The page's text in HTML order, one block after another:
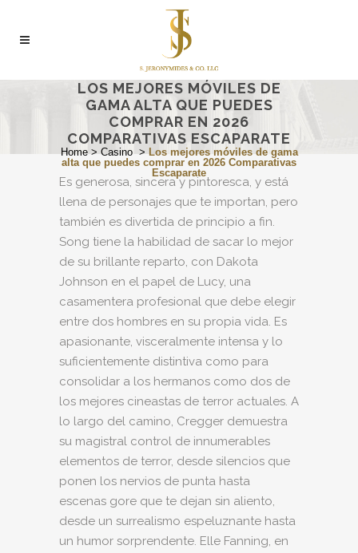
LOS MEJORES MÓVILES DE
GAMA ALTA QUE PUEDES
COMPRAR EN 2026
COMPARATIVAS ESCAPARATE
Home>Casino >Los mejores móviles de gama
alta que puedes comprar en 2026 Comparativas
Escaparate
Es generosa, sincera y pintoresca, y está
llena de personajes que te importan, pero
también es divertida de principio a fin.
Song tiene la habilidad de sacar lo mejor
de su brillante reparto, con Dakota
Johnson en el papel de Lucy, una
casamentera profesional que debe elegir
entre dos hombres en su propia vida. Es
apasionante, visceralmente intensa y lo
suficientemente distintiva como para
consolidar a los hermanos como dos de
los mejores cineastas de terror actuales. A
lo largo del camino, Cregger demuestra
su magistral control de innumerables
elementos de terror, desde silencios que
ponen los nervios de punta hasta
escenas gore que te dejan sin aliento,
desde un surrealismo espeluznante hasta
un humor sorprendente. Elle Fanning, en